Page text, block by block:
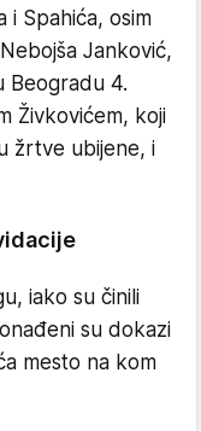
i Spahića, osim
Janković,
Beogradu 4.
Živkovićem, koji
žrtve ubijene, i
iako su činili
su dokazi
mesto na kom